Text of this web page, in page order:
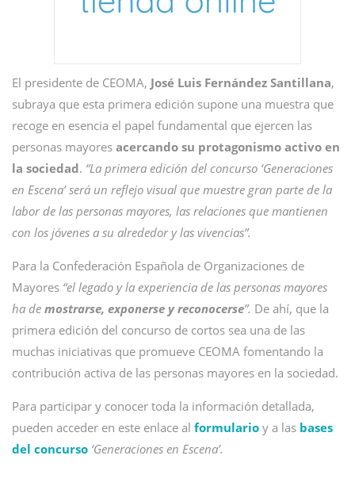
El presidente de CEOMA, José Luis Fernández Santillana,
subraya que esta primera edición supone una muestra que
recoge en esencia el papel fundamental que ejercen las
personas mayores acercando su protagonismo activo en
la sociedad. “La primera edición del concurso ‘Generaciones
en Escena’ será un reflejo visual que muestre gran parte de la
labor de las personas mayores, las relaciones que mantienen
con los jóvenes a su alrededor y las vivencias”.
Para la Confederación Española de Organizaciones de
Mayores “el legado y la experiencia de las personas mayores
ha de mostrarse, exponerse y reconocerse”. De ahí, que la
primera edición del concurso de cortos sea una de las
muchas iniciativas que promueve CEOMA fomentando la
contribución activa de las personas mayores en la sociedad.
Para participar y conocer toda la información detallada,
pueden acceder en este enlace al formulario y a las bases
del concurso ‘Generaciones en Escena’.